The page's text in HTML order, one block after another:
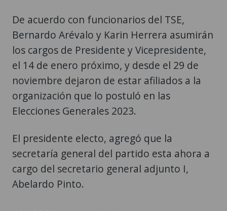
De acuerdo con funcionarios del TSE,
Bernardo Arévalo y Karin Herrera asumirán
los cargos de Presidente y Vicepresidente,
el 14 de enero próximo, y desde el 29 de
noviembre dejaron de estar afiliados a la
organización que lo postuló en las
Elecciones Generales 2023.
El presidente electo, agregó que la
secretaría general del partido esta ahora a
cargo del secretario general adjunto I,
Abelardo Pinto.